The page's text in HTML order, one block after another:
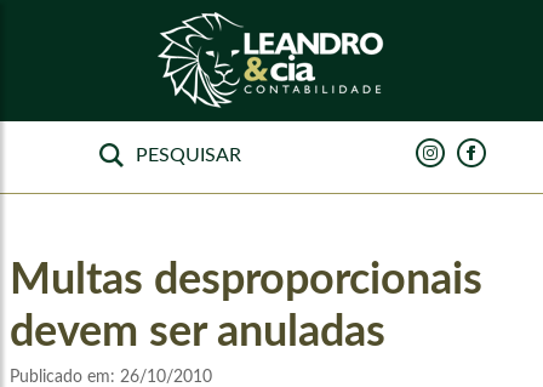
Multas desproporcionais
devem ser anuladas
Publicado em: 26/10/2010